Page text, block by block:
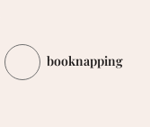
booknapping